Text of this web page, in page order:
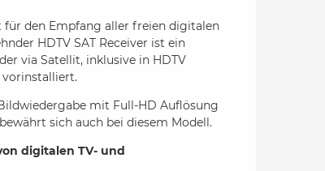
für den Empfang aller freien digitalen
HDTV SAT Receiver ist ein
via Satellit, inklusive in HDTV
mit Full-HD Auflösung
sich auch bei diesem Modell.
digitalen TV- und